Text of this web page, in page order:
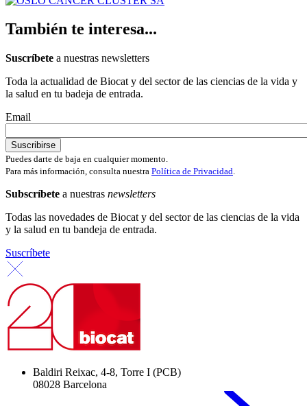
También te interesa...
Suscríbete a nuestras newsletters
Toda la actualidad de Biocat y del sector de las ciencias de la vida y
la salud en tu badeja de entrada.
Email
Puedes darte de baja en cualquier momento.
Para más información, consulta nuestra Política de Privacidad.
Subscríbete a nuestras newsletters
Todas las novedades de Biocat y del sector de las ciencias de la vida
y la salud en tu bandeja de entrada.
Suscríbete
Baldiri Reixac, 4-8, Torre I (PCB)
08028 Barcelona